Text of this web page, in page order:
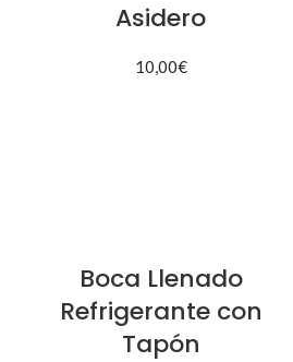
Asidero
10,00€
Boca Llenado
Refrigerante con
Tapón